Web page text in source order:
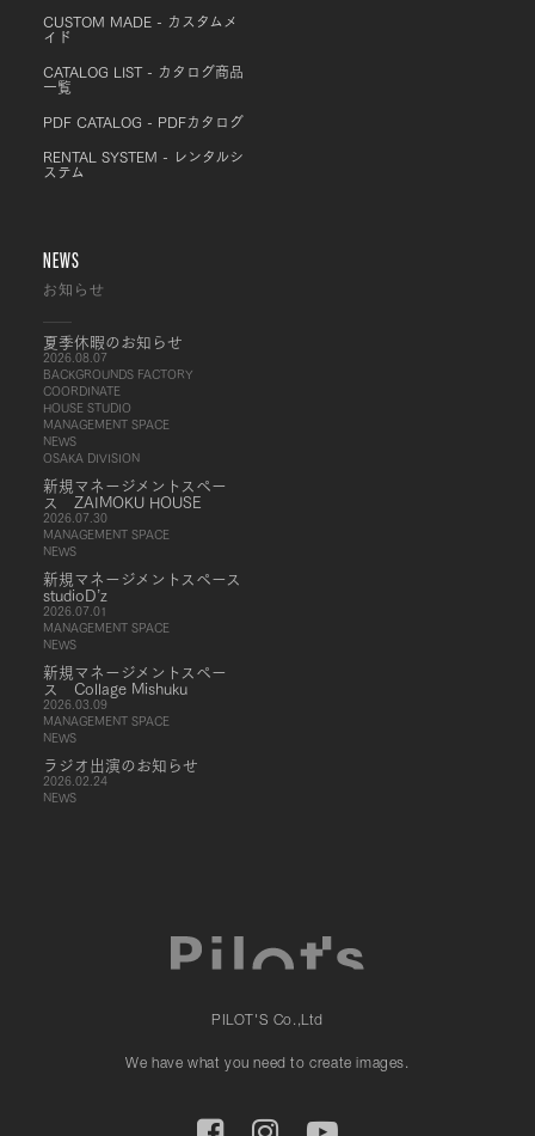
CUSTOM MADE - カスタムメ
イド
CATALOG LIST - カタログ商品
一覧
PDF CATALOG - PDFカタログ
RENTAL SYSTEM - レンタルシ
ステム
NEWS
お知らせ
夏季休暇のお知らせ
2026.08.07
BACKGROUNDS FACTORY
COORDINATE
HOUSE STUDIO
MANAGEMENT SPACE
NEWS
OSAKA DIVISION
新規マネージメントスペー
ス ZAIMOKU HOUSE
2026.07.30
MANAGEMENT SPACE
NEWS
新規マネージメントスペース
studioD’z
2026.07.01
MANAGEMENT SPACE
NEWS
新規マネージメントスペー
ス Collage Mishuku
2026.03.09
MANAGEMENT SPACE
NEWS
ラジオ出演のお知らせ
2026.02.24
NEWS
PILOT'S Co.,Ltd
We have what you need to create images.